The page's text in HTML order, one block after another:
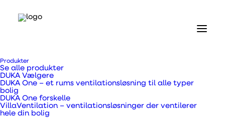
Produkter
Se alle produkter
DUKA Vælgere
DUKA One – et rums ventilationsløsning til alle typer
bolig
DUKA One forskelle
VillaVentilation – ventilationsløsninger der ventilerer
hele din bolig
Ditindeklimaer